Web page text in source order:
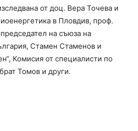
от доц. Вера Точева и
в Пловдив, проф.
на съюза на
Стамен Стаменов и
Комисия от специалисти по
Томов и други.